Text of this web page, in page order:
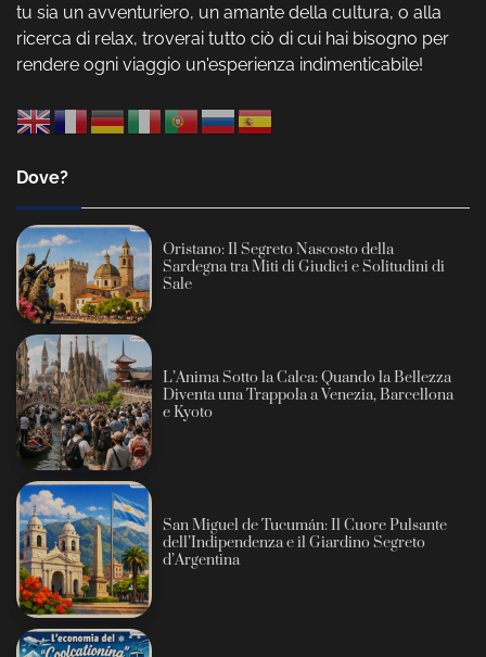
tu sia un avventuriero, un amante della cultura, o alla
ricerca di relax, troverai tutto ciò di cui hai bisogno per
rendere ogni viaggio un'esperienza indimenticabile!
Dove?
Oristano: Il Segreto Nascosto della
Sardegna tra Miti di Giudici e Solitudini di
Sale
L’Anima Sotto la Calca: Quando la Bellezza
Diventa una Trappola a Venezia, Barcellona
e Kyoto
San Miguel de Tucumán: Il Cuore Pulsante
dell’Indipendenza e il Giardino Segreto
d’Argentina